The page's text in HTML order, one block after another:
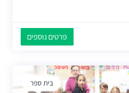
פרטים נוספים
בית ספר